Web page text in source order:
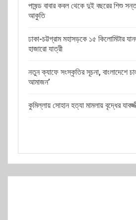
পাষন্ড বাবার কবল থেকে দুই বছরের শিশু
আকুতি
ঢাকা-চট্টগ্রাম মহাসড়কে ১৫ কিলোমিটার
হাজারো যাত্রী
নতুন ক্যাফে সংস্কৃতির সূচনা, বাংলাদেশে
আমাজন’
কুমিল্লায় সোহান হত্যা মামলায় বৃদ্ধের